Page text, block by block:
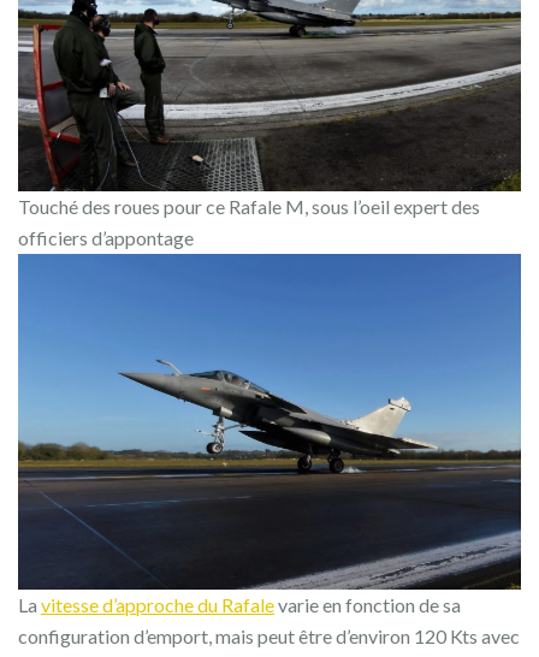
Touché des roues pour ce Rafale M, sous l’oeil expert des
officiers d’appontage
La vitesse d’approche du Rafalevarie en fonction de sa
configuration d’emport, mais peut être d’environ 120 Kts avec